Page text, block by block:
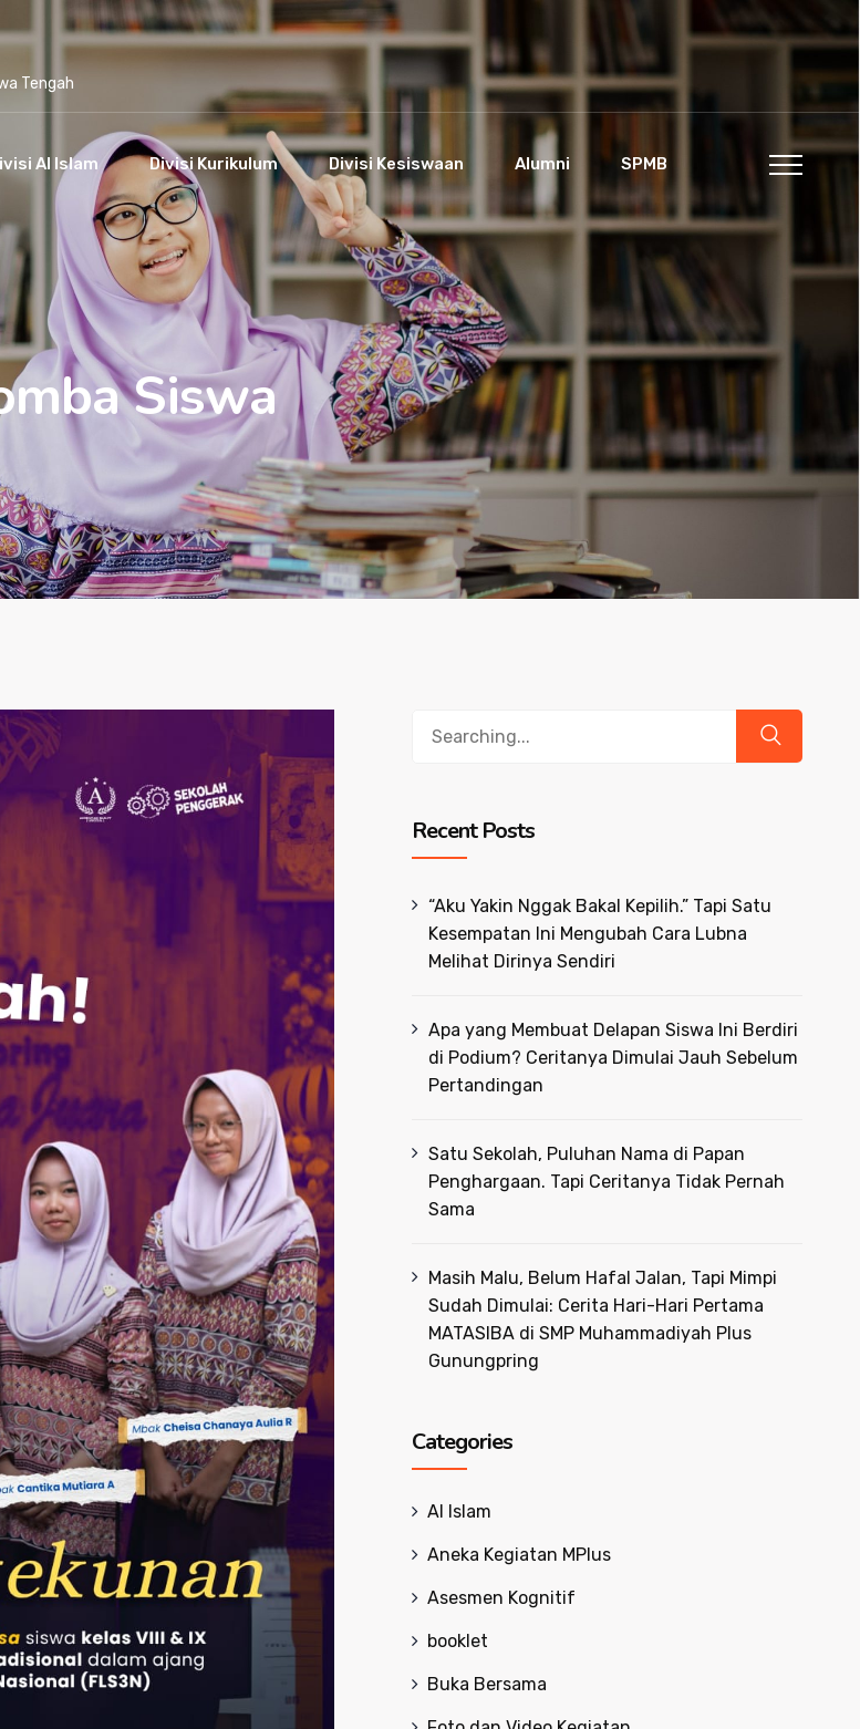
Tengah
Al Islam Divisi Kurikulum Divisi Kesiswaan Alumni SPMB
Siswa
Recent Posts
“Aku Yakin Nggak Bakal Kepilih.” Tapi Satu
Kesempatan Ini Mengubah Cara Lubna
Melihat Dirinya Sendiri
Apa yang Membuat Delapan Siswa Ini Berdiri
di Podium? Ceritanya Dimulai Jauh Sebelum
Pertandingan
Satu Sekolah, Puluhan Nama di Papan
Penghargaan. Tapi Ceritanya Tidak Pernah
Sama
Masih Malu, Belum Hafal Jalan, Tapi Mimpi
Sudah Dimulai: Cerita Hari-Hari Pertama
MATASIBA di SMP Muhammadiyah Plus
Gunungpring
Categories
Al Islam
Aneka Kegiatan MPlus
Asesmen Kognitif
booklet
Buka Bersama